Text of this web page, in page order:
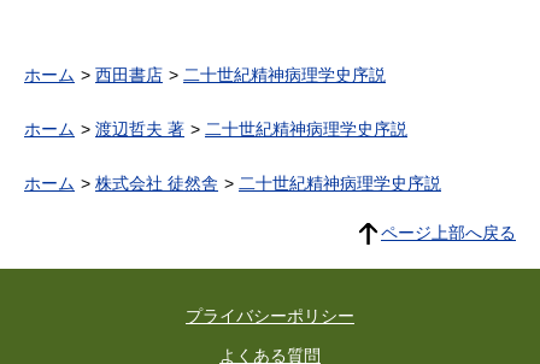
ホーム 西田書店 二十世紀精神病理学史序説
ホーム 渡辺哲夫 著 二十世紀精神病理学史序説
ホーム 株式会社 徒然舎 二十世紀精神病理学史序説
ページ上部へ戻る
プライバシーポリシー
よくある質問